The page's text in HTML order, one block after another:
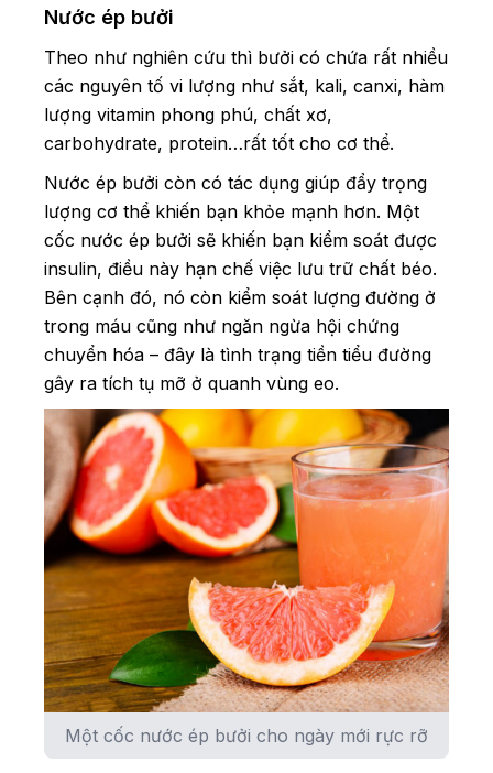
Nước ép bưởi
Theo như nghiên cứu thì bưởi có chứa rất nhiều
các nguyên tố vi lượng như sắt, kali, canxi, hàm
lượng vitamin phong phú, chất xơ,
carbohydrate, protein…rất tốt cho cơ thể.
Nước ép bưởi còn có tác dụng giúp đẩy trọng
lượng cơ thể khiến bạn khỏe mạnh hơn. Một
cốc nước ép bưởi sẽ khiến bạn kiểm soát được
insulin, điều này hạn chế việc lưu trữ chất béo.
Bên cạnh đó, nó còn kiểm soát lượng đường ở
trong máu cũng như ngăn ngừa hội chứng
chuyển hóa – đây là tình trạng tiền tiểu đường
gây ra tích tụ mỡ ở quanh vùng eo.
Một cốc nước ép bưởi cho ngày mới rực rỡ